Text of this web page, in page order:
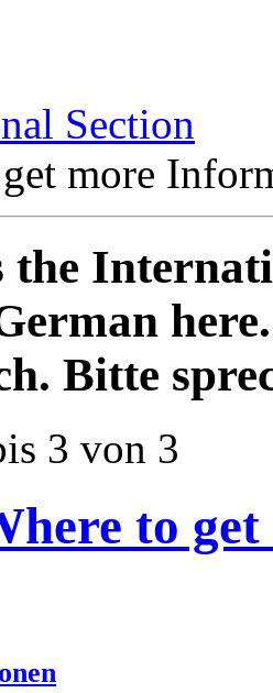
Section
more
the
Bitte
3 von 3
to